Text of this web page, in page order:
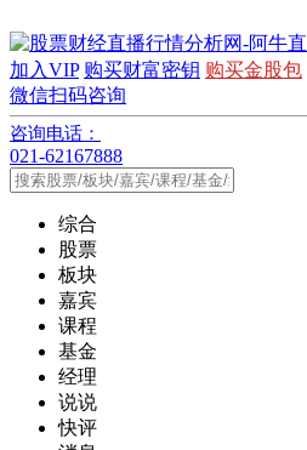
加入VIP 购买财富密钥 购买金股包
微信扫码咨询
咨询电话：
021-62167888
综合
股票
板块
嘉宾
课程
基金
经理
说说
快评